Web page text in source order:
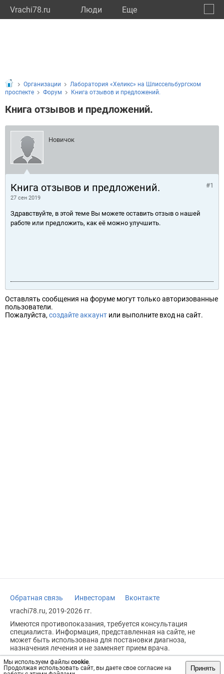
Vrachi78.ru Люди Eще
Мы используем файлы cookie.
Продолжая использовать сайт, вы даете свое согласие на
Принять
Организации
Лаборатория «Хеликс» на Шлиссельбургском
проспекте
Форум Книга отзывов и предложений.
Книга отзывов и предложений.
Новичок
Книга отзывов и предложений.
27 сен 2019
#1
Здравствуйте, в этой теме Вы можете оставить отзыв о нашей
работе или предложить, как её можно улучшить.
Оставлять сообщения на форуме могут только авторизованные
пользователи.
Пожалуйста, создайте аккаунт или выполните вход на сайт.
Обратная связь Инвесторам
Вконтакте
vrachi78.ru, 2019-2026 гг.
Имеются противопоказания, требуется консультация
специалиста. Информация, представленная на сайте, не
может быть использована для постановки диагноза,
назначения лечения и не заменяет прием врача.
Возрастное ограничение: 18+